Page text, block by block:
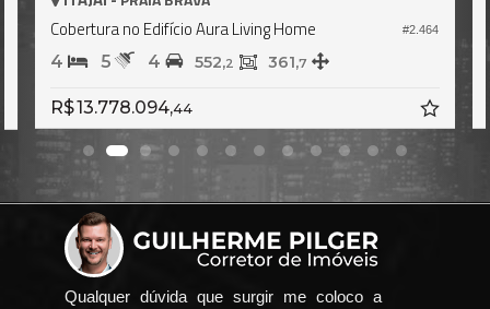
no Edifício Aura Living Home
4 552, 2 361,7
44 R$
Qualquer dúvida que surgir me coloco a